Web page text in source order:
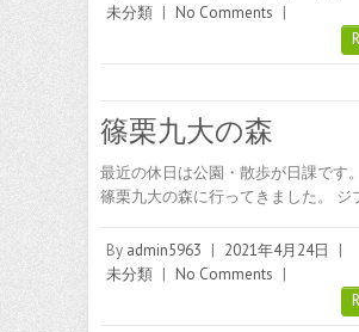
未分類 | No Comments |
篠栗九大の森
最近の休日は公園・散歩が日課です
篠栗九大の森に行ってきました。 ジ
By admin5963 | 2021年4月24日
|
未分類 | No Comments |